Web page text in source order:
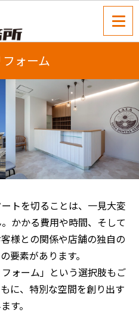
フォーム
トを切ることは、一見大変
かかる費用や時間、そして
様との関係や店舗の独自の
要素があります。
ォーム」という選択肢もご
に、特別な空間を創り出す
す。